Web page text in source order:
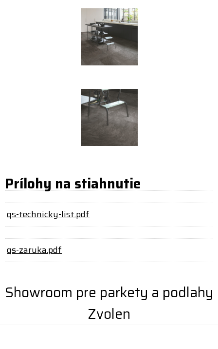
Prílohy na stiahnutie
qs-technicky-list.pdf
qs-zaruka.pdf
Showroom pre parkety a podlahy
Zvolen